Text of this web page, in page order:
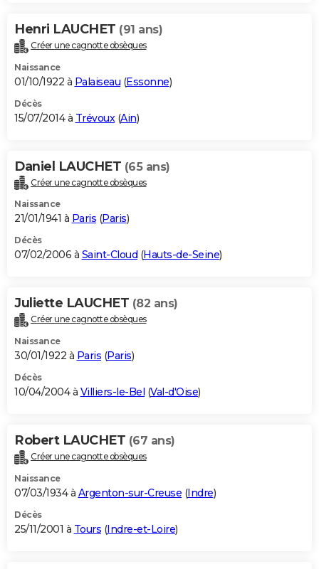
Henri LAUCHET (91 ans)
Créer une cagnotte obsèques
Naissance
01/10/1922 à Palaiseau (Essonne)
Décès
15/07/2014 à Trévoux (Ain)
Daniel LAUCHET (65 ans)
Créer une cagnotte obsèques
Naissance
21/01/1941 à Paris (Paris)
Décès
07/02/2006 à Saint-Cloud (Hauts-de-Seine)
Juliette LAUCHET (82 ans)
Créer une cagnotte obsèques
Naissance
30/01/1922 à Paris (Paris)
Décès
10/04/2004 à Villiers-le-Bel (Val-d'Oise)
Robert LAUCHET (67 ans)
Créer une cagnotte obsèques
Naissance
07/03/1934 à Argenton-sur-Creuse (Indre)
Décès
25/11/2001 à Tours (Indre-et-Loire)